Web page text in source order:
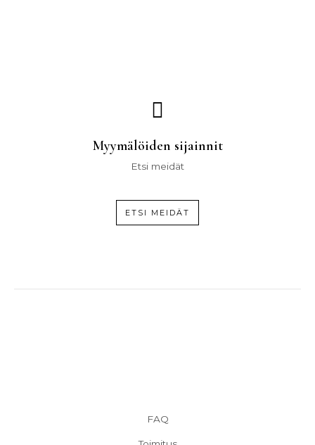
Myymälöiden sijainnit
Etsi meidät
ETSI MEIDÄT
FAQ